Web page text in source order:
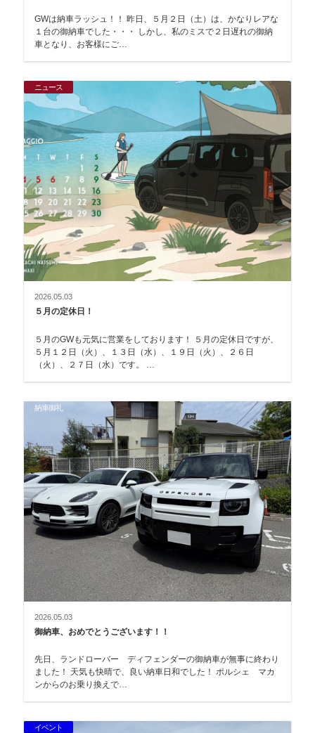
GWは納車ラッシュ！！ 昨日、５月２日（土）は、かなりレアな
１台の御納車でした・・・ しかし、私のミスで２日遅れの御納
車となり、お客様にご…
ニュース
2026.05.03
５月の定休日！
５月のGWも元気に営業をしております！ ５月の定休日ですが、
５月１２日（火）、１３日（水）、１９日（火）、２６日
納車御礼
2026.05.03
御納車、おめでとうございます！！
先日、ランドローバー ディフェンダーの御納車が無事に終わり
ました！ 天気も快晴で、良い納車日和でした！ ポルシェ マカ
ンからのお乗り換えで…
イベント